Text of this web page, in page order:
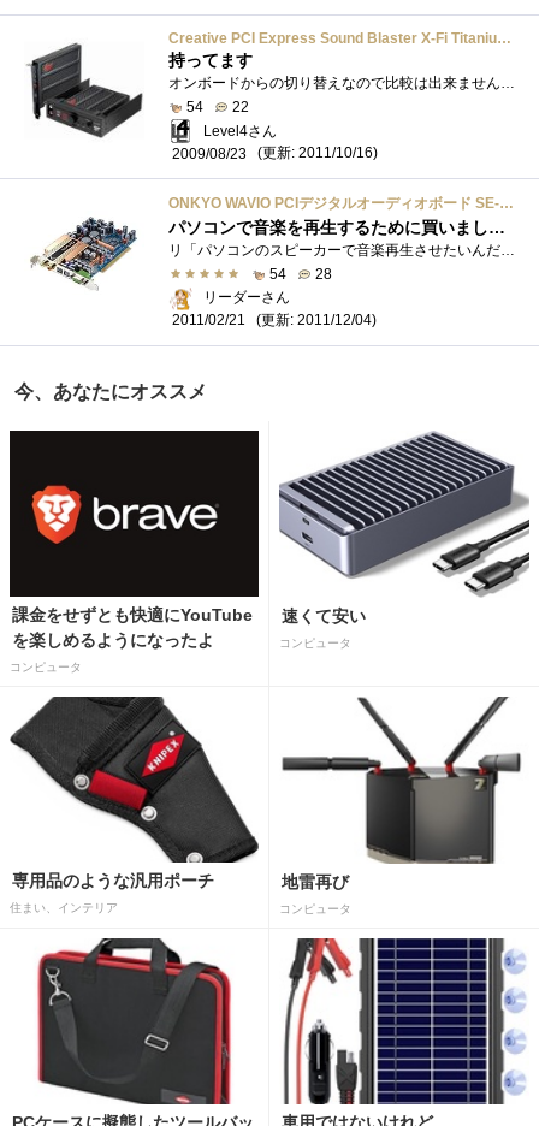
Creative PCI Express Sound Blaster X-Fi Titanium Fatal1ty Champion Series SB-XFT-FCS
持ってます
オンボードからの切り替えなので比較は出来ませんが、オンボードからだと断然に音が違います。この違いには少し驚きました。FPSなどの音が重�...
54
22
Level4さん
2009/08/23
(更新: 2011/10/16)
ONKYO WAVIO PCIデジタルオーディオボード SE-200PCI LTD
パソコンで音楽を再生するために買いましたとも！
リ「パソコンのスピーカーで音楽再生させたいんだけどおすすめのスピーカーなーいー？」友「音楽はどんなの聴くの？」リ「んん？ 色々聴く�...
54
28
リーダーさん
2011/02/21
(更新: 2011/12/04)
今、あなたにオススメ
課金をせずとも快適にYouTube
を楽しめるようになったよ
コンピュータ
速くて安い
コンピュータ
専用品のような汎用ポーチ
住まい、インテリア
地雷再び
コンピュータ
PCケースに擬態したツールバッ